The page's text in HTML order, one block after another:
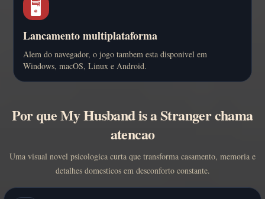
🖥️
Lancamento multiplataforma
Alem do navegador, o jogo tambem esta disponivel em
Windows, macOS, Linux e Android.
Por que My Husband is a Stranger chama
atencao
Uma visual novel psicologica curta que transforma casamento, memoria e
detalhes domesticos em desconforto constante.